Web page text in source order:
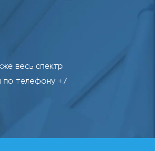
весь спектр
по телефону +7